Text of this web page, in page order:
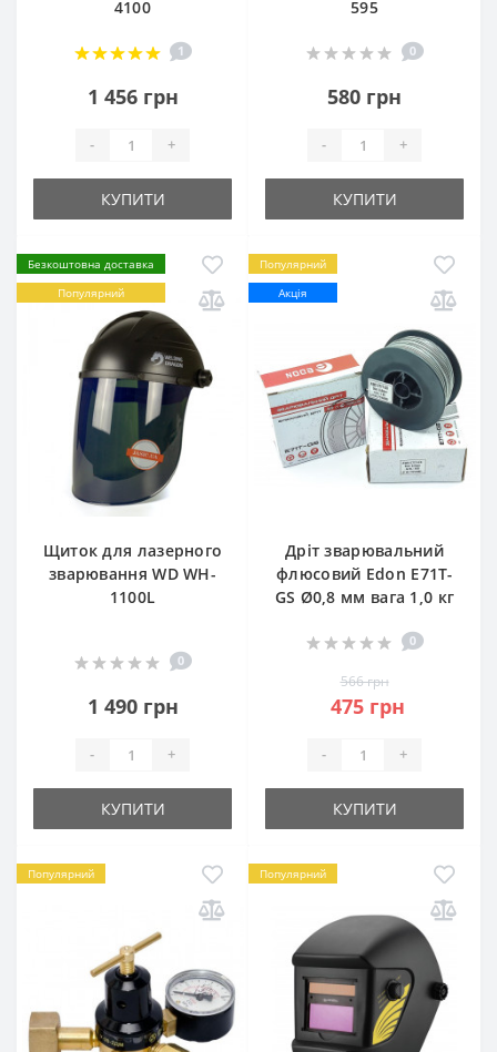
4100
1
1 456 грн
- +
КУПИТИ
595
0
580 грн
- +
КУПИТИ
Безкоштовна доставка
Популярний
Щиток для лазерного
зварювання WD WH-
1100L
0
1 490 грн
- +
КУПИТИ
Популярний
Акція
Дріт зварювальний
флюсовий Edon E71T-
GS Ø0,8 мм вага 1,0 кг
0
566 грн
475 грн
- +
КУПИТИ
Популярний Популярний